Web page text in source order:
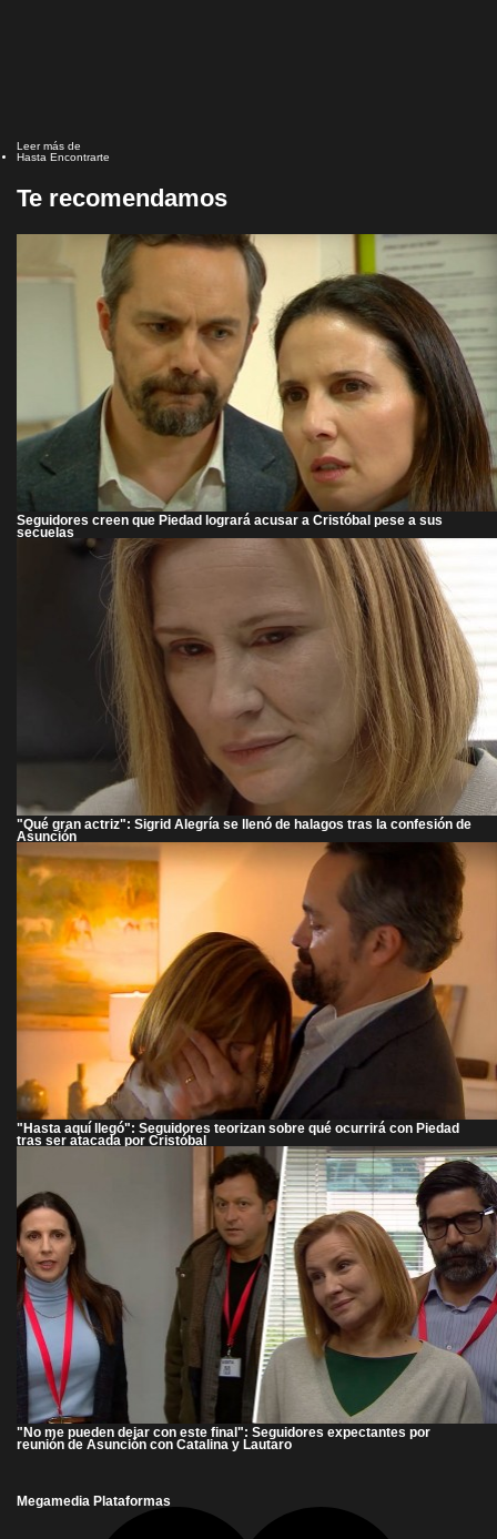
Leer más de
Hasta Encontrarte
Te recomendamos
Seguidores creen que Piedad logrará acusar a Cristóbal pese a sus
secuelas
"Qué gran actriz": Sigrid Alegría se llenó de halagos tras la confesión de
Asunción
"Hasta aquí llegó": Seguidores teorizan sobre qué ocurrirá con Piedad
tras ser atacada por Cristóbal
"No me pueden dejar con este final": Seguidores expectantes por
reunión de Asunción con Catalina y Lautaro
Megamedia Plataformas